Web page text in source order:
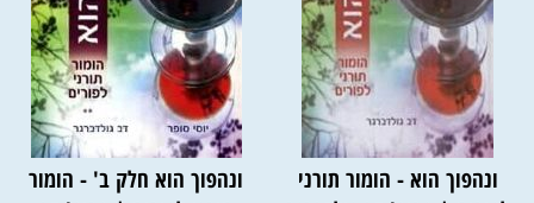
ונהפוך הוא - הומור תורני
ונהפוך הוא חלק ב' - הומור